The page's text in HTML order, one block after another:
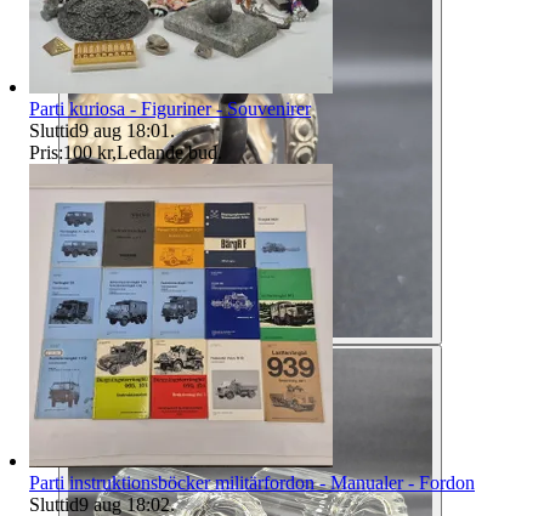
Parti kuriosa - Figuriner - Souvenirer
Sluttid9 aug 18:01 .
Pris:100 kr,Ledande bud.
Parti instruktionsböcker militärfordon - Manualer - Fordon
Sluttid9 aug 18:02.